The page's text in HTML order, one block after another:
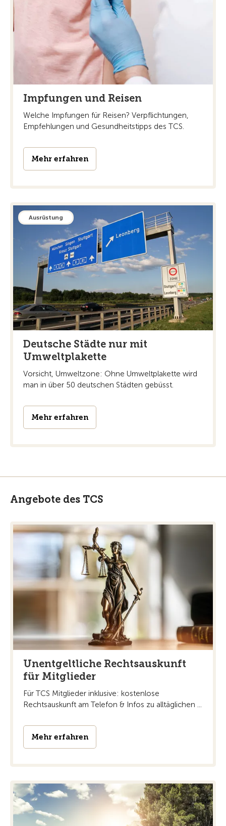
Impfungen und Reisen
Welche Impfungen für Reisen? Verpflichtungen,
Empfehlungen und Gesundheitstipps des TCS.
Mehr erfahren
Ausrüstung
Deutsche Städte nur mit
Umweltplakette
Vorsicht, Umweltzone: Ohne Umweltplakette wird
man in über 50 deutschen Städten gebüsst.
Mehr erfahren
Angebote des TCS
Unentgeltliche Rechtsauskunft
für Mitglieder
Für TCS Mitglieder inklusive: kostenlose
Rechtsauskunft am Telefon & Infos zu alltäglichen ...
Mehr erfahren